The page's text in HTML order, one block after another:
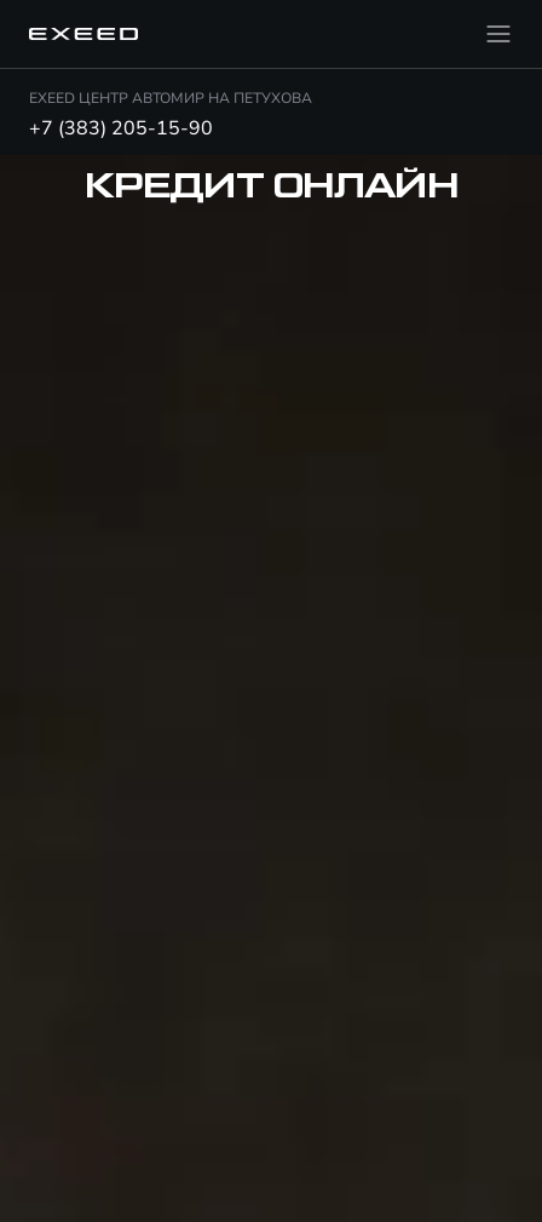
EXEED ЦЕНТР АВТОМИР НА ПЕТУХОВА
+7 (383) 205-15-90
КРЕДИТ ОНЛАЙН